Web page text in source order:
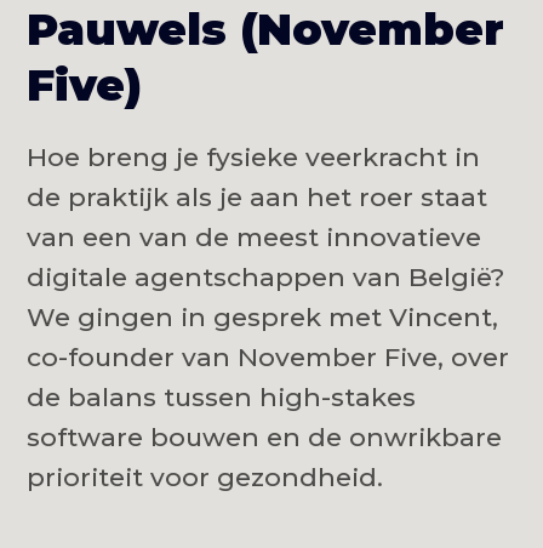
Pauwels (November
Five)
Hoe breng je fysieke veerkracht in
de praktijk als je aan het roer staat
van een van de meest innovatieve
digitale agentschappen van België?
We gingen in gesprek met Vincent,
co-founder van November Five, over
de balans tussen high-stakes
software bouwen en de onwrikbare
prioriteit voor gezondheid.